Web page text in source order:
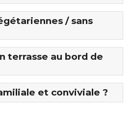
/ sans
terrasse au bord de
et conviviale ?